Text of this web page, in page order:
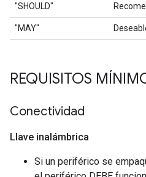
"SHOULD"
"MAY"
REQUISITOS
Conectividad
Llave inalámbrica
Si un periférico se